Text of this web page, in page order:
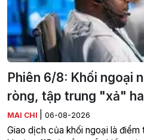
Phiên 6/8: Khối ngoại
ròng, tập trung "xả"
MAI CHI 06-08-2026
Giao dịch của khối ngoại là điểm